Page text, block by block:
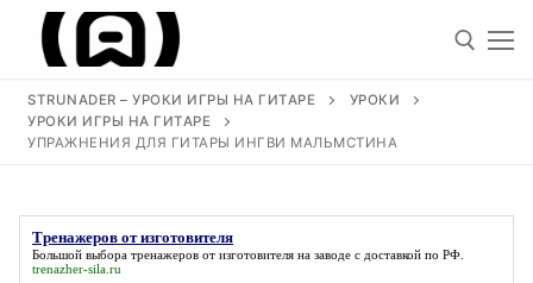
Перейти
содержимому
STRUNADER – УРОКИ ИГРЫ НА ГИТАРЕ
УРОКИ
УРОКИ ИГРЫ НА ГИТАРЕ
УПРАЖНЕНИЯ ДЛЯ ГИТАРЫ ИНГВИ МАЛЬМСТИНА
Тренажеров от изготовителя
Большой выбора тренажеров от изготовителя на заводе с доставкой по РФ.
trenazher-sila.ru